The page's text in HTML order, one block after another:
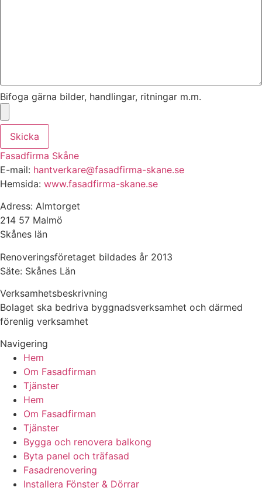
Bifoga gärna bilder, handlingar, ritningar m.m.
Skicka
Fasadfirma Skåne
E-mail: hantverkare@fasadfirma-skane.se
Hemsida: www.fasadfirma-skane.se
Adress: Almtorget
214 57 Malmö
Skånes län
Renoveringsföretaget bildades år 2013
Säte: Skånes Län
Verksamhetsbeskrivning
Bolaget ska bedriva byggnadsverksamhet och därmed
förenlig verksamhet
Navigering
Hem
Om Fasadfirman
Tjänster
Hem
Om Fasadfirman
Tjänster
Bygga och renovera balkong
Byta panel och träfasad
Fasadrenovering
Installera Fönster & Dörrar